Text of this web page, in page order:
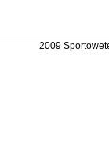
2009